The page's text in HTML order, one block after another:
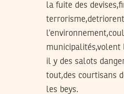
la fuite des
terrorisme,detriorent
municipalités,volent
il y des salots
tout,des courtisans
les beys.